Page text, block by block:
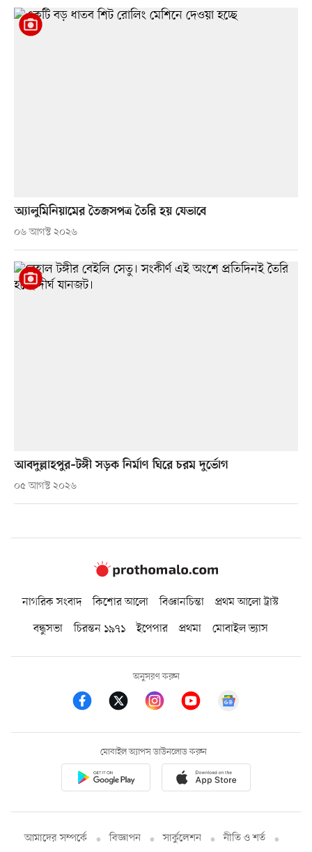
অ্যালুমিনিয়ামের তৈজসপত্র তৈরি হয় যেভাবে
০৬ আগস্ট ২০২৬
আবদুল্লাহপুর–টঙ্গী সড়ক নির্মাণ ঘিরে চরম দুর্ভোগ
০৫ আগস্ট ২০২৬
নাগরিক সংবাদ কিশোর আলো বিজ্ঞানচিন্তা
প্রথম আলো ট্রাস্ট
বন্ধুসভা
চিরন্তন ১৯৭১ ইপেপার প্রথমা মোবাইল ভ্যাস
অনুসরণ করুন
মোবাইল অ্যাপস ডাউনলোড করুন
আমাদের সম্পর্কে বিজ্ঞাপন সার্কুলেশন নীতি ও শর্ত